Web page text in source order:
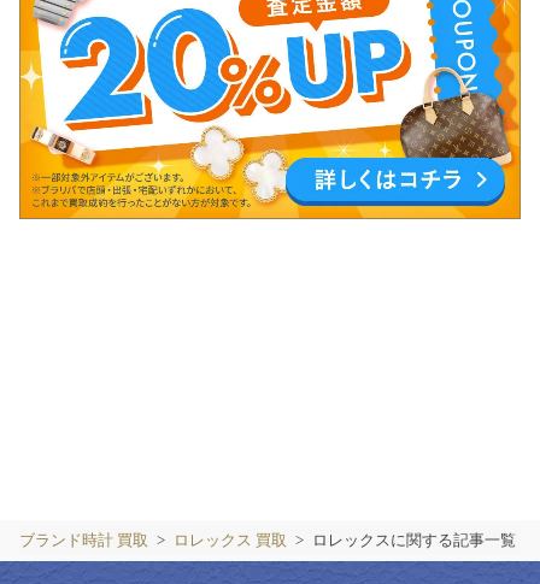
ブランド時計 買取 ロレックス 買取 ロレックスに関する記事一覧